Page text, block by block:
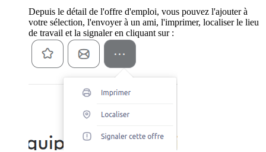
Depuis le détail de l'offre d'emploi, vous pouvez l'ajouter à
votre sélection, l'envoyer à un ami, l'imprimer, localiser le lieu
de travail et la signaler en cliquant sur :